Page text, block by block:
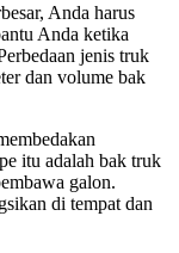
Anda harus
Anda ketika
jenis truk
dan volume bak
itu adalah bak truk
galon.
di tempat dan